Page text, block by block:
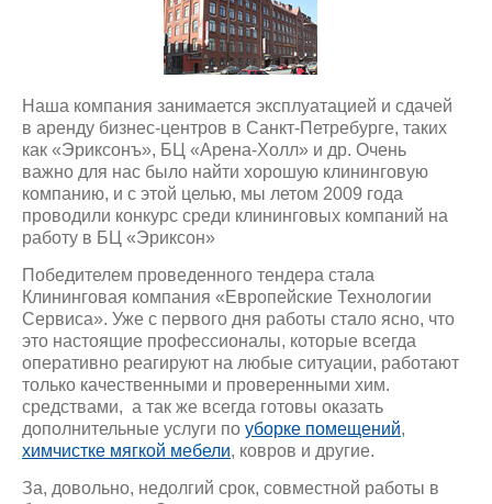
Наша компания занимается эксплуатацией и сдачей
в аренду бизнес-центров в Санкт-Петребурге, таких
как «Эриксонъ», БЦ «Арена-Холл» и др. Очень
важно для нас было найти хорошую клининговую
компанию, и с этой целью, мы летом 2009 года
проводили конкурс среди клининговых компаний на
работу в БЦ «Эриксон»
Победителем проведенного тендера стала
Клининговая компания «Европейские Технологии
Сервиса». Уже с первого дня работы стало ясно, что
это настоящие профессионалы, которые всегда
оперативно реагируют на любые ситуации, работают
только качественными и проверенными хим.
средствами, а так же всегда готовы оказать
дополнительные услуги по уборке помещений,
химчистке мягкой мебели, ковров и другие.
За, довольно, недолгий срок, совместной работы в